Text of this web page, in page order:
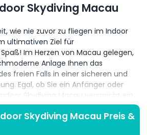
Skydiving Macau
wie nie zuvor zu fliegen im Indoor
ultimativen Ziel für
Im Herzen von Macau gelegen,
Anlage Ihnen das
freien Falls in einer sicheren und
Egal, ob Sie ein Anfänger oder
Skydiving Macau verspricht ein
für alle Altersgruppen.
Skydiving Macau Preis &